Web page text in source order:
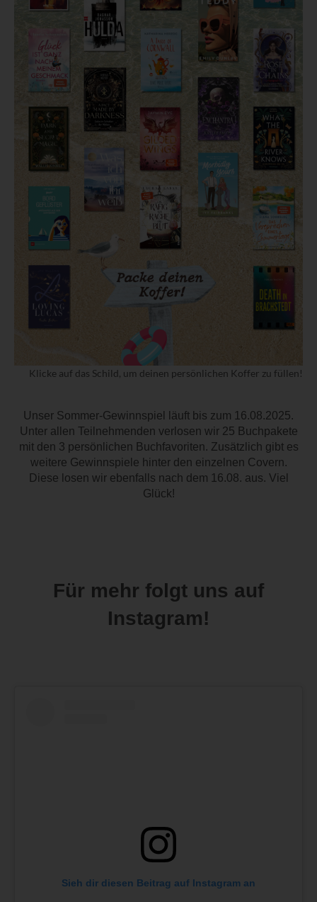
Unser Sommer-Gewinnspiel läuft bis zum 16.08.2025.
Unter allen Teilnehmenden verlosen wir 25 Buchpakete
mit den 3 persönlichen Buchfavoriten. Zusätzlich gibt es
weitere Gewinnspiele hinter den einzelnen Covern.
Diese losen wir ebenfalls nach dem 16.08. aus. Viel
Glück!
Für mehr folgt uns auf
Instagram!
Sieh dir diesen Beitrag auf Instagram an